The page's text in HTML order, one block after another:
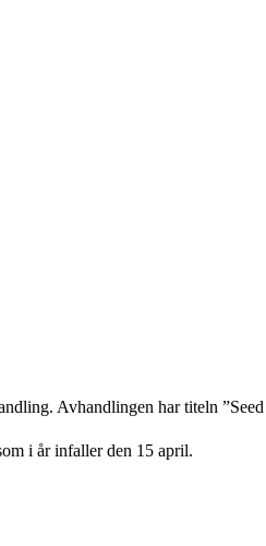
Avhandlingen har titeln
i år infaller den 15 april.